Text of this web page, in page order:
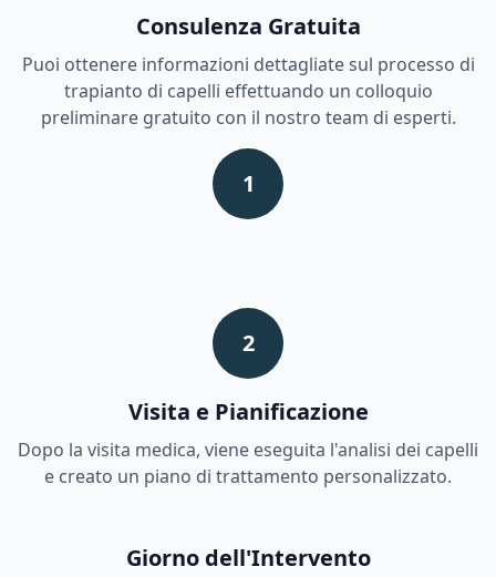
Consulenza Gratuita
Puoi ottenere informazioni dettagliate sul processo di
trapianto di capelli effettuando un colloquio
preliminare gratuito con il nostro team di esperti.
1
2
Visita e Pianificazione
Dopo la visita medica, viene eseguita l'analisi dei capelli
e creato un piano di trattamento personalizzato.
Giorno dell'Intervento